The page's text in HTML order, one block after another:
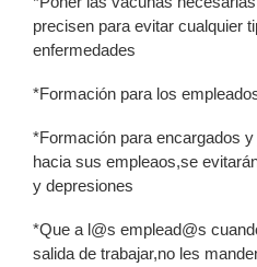
precisen para evitar cualquier
enfermedades
*Formación para los
*Formación para encargados
hacia sus empleaos,se
y depresiones
*Que a l@s emplead@s
salida de trabajar,no les